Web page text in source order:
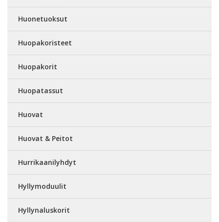
Huonetuoksut
Huopakoristeet
Huopakorit
Huopatassut
Huovat
Huovat & Peitot
Hurrikaanilyhdyt
Hyllymoduulit
Hyllynaluskorit